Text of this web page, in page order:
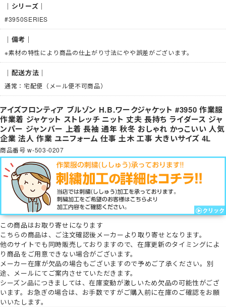
｜シリーズ｜
#3950SERIES
｜備考｜
※素材の特性により商品の仕上がり寸法にやや誤差がございます。
｜配送方法｜
通常：宅配便（メール便不可商品）
アイズフロンティア ブルゾン H.B.ワークジャケット #3950 作業服
作業着 ジャケット ストレッチ ニット 丈夫 長持ち ライダース ジャ
ンパー ジャンバー 上着 長袖 通年 秋冬 おしゃれ かっこいい 人気
企業 法人 作業 ユニフォーム 仕事 土木 工事 大きいサイズ 4L
商品番号 w-503-0207
この商品はお取り寄せ になります
こちらの商品は、ご注文確認後メーカーより取り寄せとなります。
他のサイトでも同時販売しておりますので、在庫更新のタイミングによ
り商品をご用意できない場合がございます。
メーカー在庫が欠品の場合もございますので予めご了承ください。 別
途、メールにてご案内させていただきます。
シーズン品につきましては、在庫変動が激しいため欠品の可能性がござ
います。お急ぎの場合は、お手数ですがご購入前に在庫のご確認をお願
いいたします。